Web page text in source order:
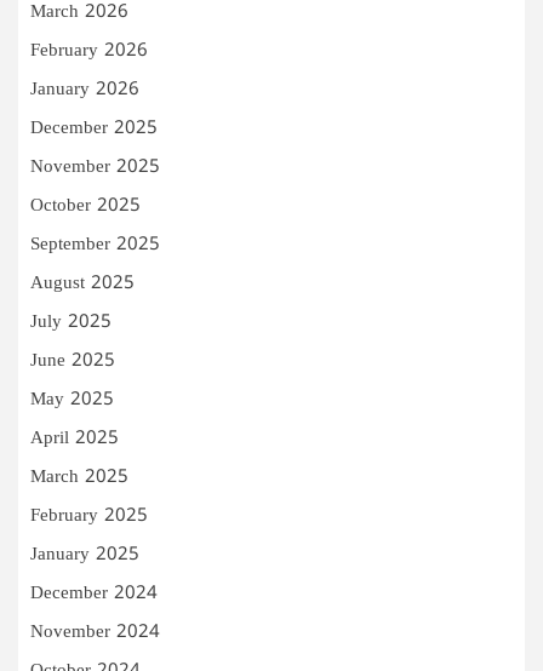
March 2026
February 2026
January 2026
December 2025
November 2025
October 2025
September 2025
August 2025
July 2025
June 2025
May 2025
April 2025
March 2025
February 2025
January 2025
December 2024
November 2024